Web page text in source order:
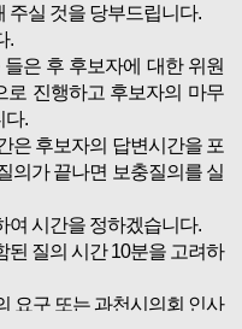
주실 것을 당부드립니다.
.
은 후 후보자에 대한 위원
로 진행하고 후보자의 마무
다.
은 후보자의 답변시간을 포
의가 끝나면 보충질의를 실
여 시간을 정하겠습니다.
된 질의 시간 10분을 고려하
요구 또는 과천시의회 인사